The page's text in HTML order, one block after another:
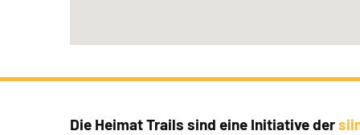
Die Heimat Trails sind eine Initiative der